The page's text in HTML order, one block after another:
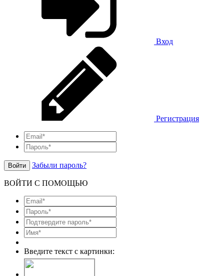
Вход
Регистрация
Войти Забыли пароль?
ВОЙТИ С ПОМОЩЬЮ
Введите текст с картинки: